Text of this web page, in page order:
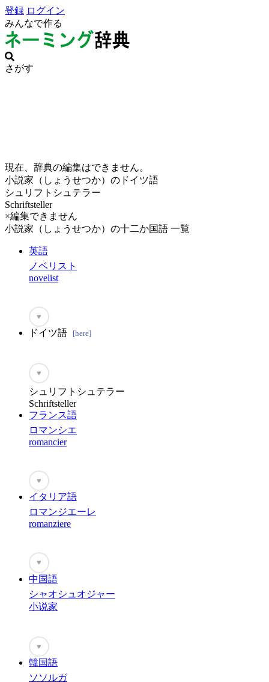
登録 ログイン
みんなで作る
さがす
現在、辞典の編集はできません。
小説家（しょうせつか）のドイツ語
シュリフトシュテラー
Schriftsteller
×編集できません
小説家（しょうせつか）の十二か国語 一覧
英語
ノベリスト
novelist
♥
ドイツ語 [here]
♥
シュリフトシュテラー
Schriftsteller
フランス語
ロマンシエ
romancier
♥
イタリア語
ロマンジエーレ
romanziere
♥
中国語
シャオシュオジャー
小说家
♥
韓国語
ソソルガ